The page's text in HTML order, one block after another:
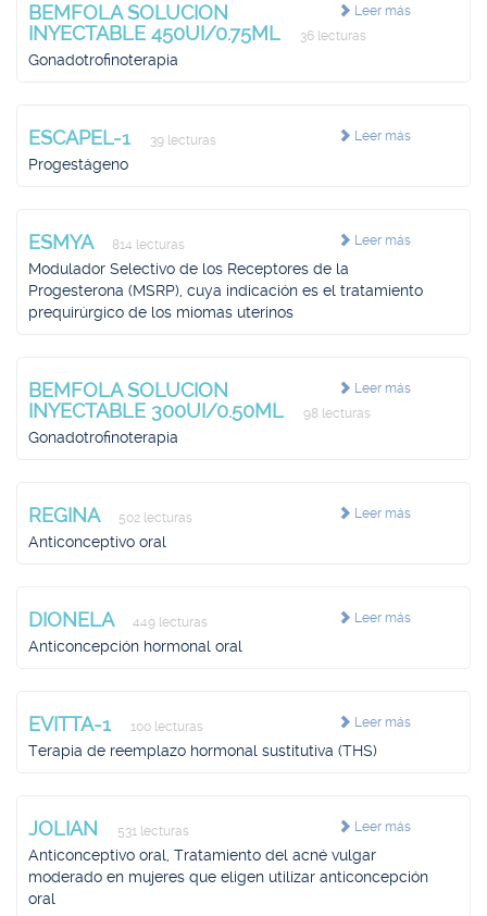
Leer más
BEMFOLA SOLUCION
INYECTABLE 450UI/0.75ML
36 lecturas
Gonadotrofinoterapia
Leer más
ESCAPEL-1 39 lecturas
Progestágeno
Leer más
ESMYA 814 lecturas
Modulador Selectivo de los Receptores de la
Progesterona (MSRP), cuya indicación es el tratamiento
prequirúrgico de los miomas uterinos
Leer más
BEMFOLA SOLUCION
INYECTABLE 300UI/0.50ML
98 lecturas
Gonadotrofinoterapia
Leer más
REGINA 502 lecturas
Anticonceptivo oral
Leer más
DIONELA 449 lecturas
Anticoncepción hormonal oral
Leer más
EVITTA-1 100 lecturas
Terapia de reemplazo hormonal sustitutiva (THS)
Leer más
JOLIAN 531 lecturas
Anticonceptivo oral, Tratamiento del acné vulgar
moderado en mujeres que eligen utilizar anticoncepción
oral